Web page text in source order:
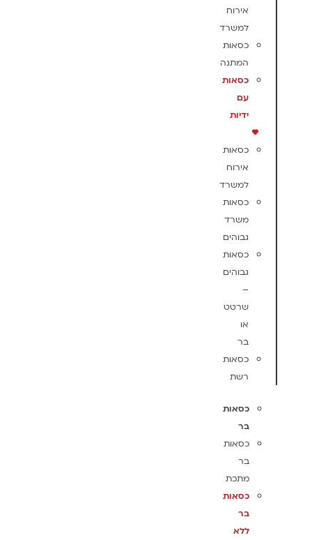
אירוח
למשרד
כסאות
המתנה
כסאות
עם
ידיות
כסאות
אירוח
למשרד
כסאות
משרד
גבוהים
כסאות
גבוהים
–
שרטט
או
בר
כסאות
רשת
כסאות
בר
כסאות
בר
מתכת
כסאות
בר
ללא